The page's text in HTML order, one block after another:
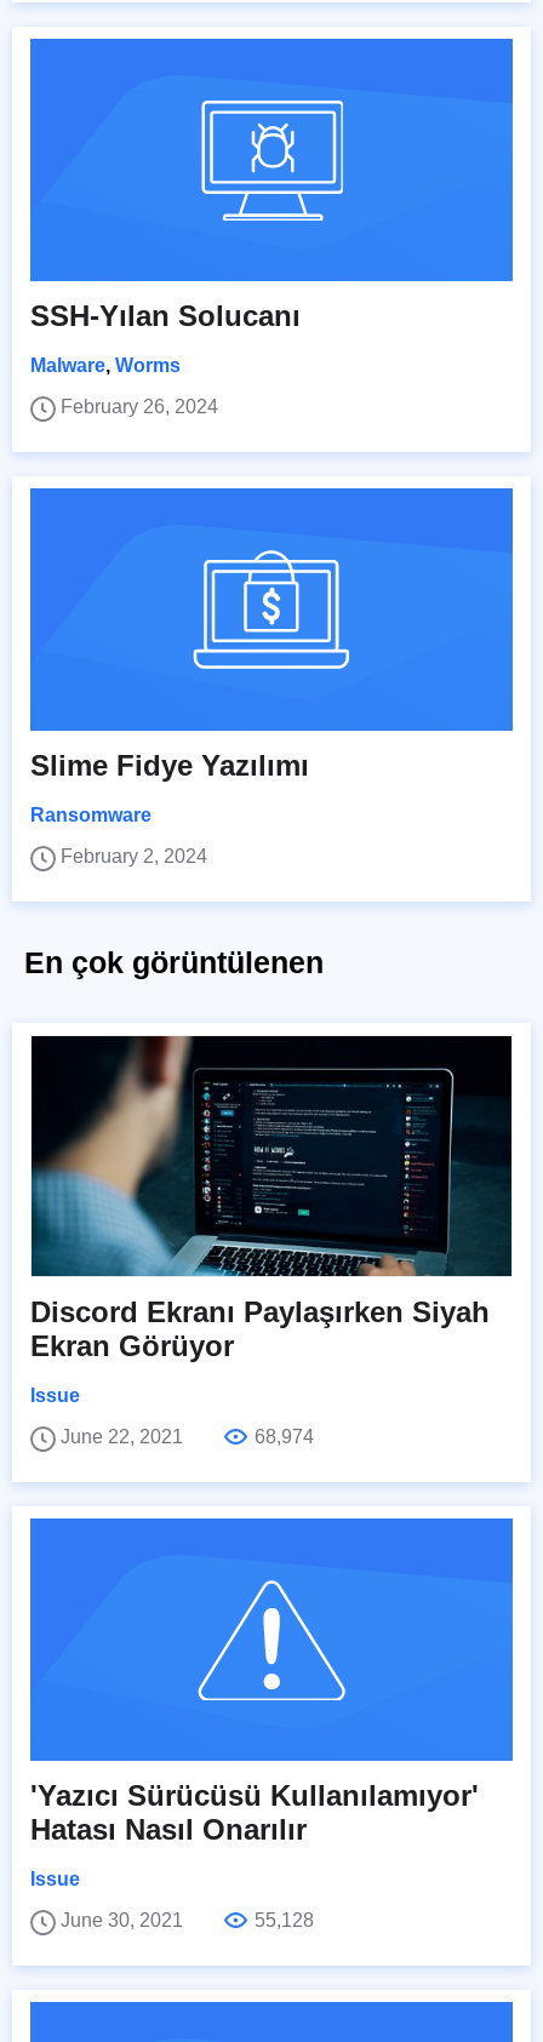
SSH-Yılan Solucanı
Malware, Worms
February 26, 2024
Slime Fidye Yazılımı
Ransomware
February 2, 2024
En çok görüntülenen
Discord Ekranı Paylaşırken Siyah
Ekran Görüyor
Issue
June 22, 2021
68,974
'Yazıcı Sürücüsü Kullanılamıyor'
Hatası Nasıl Onarılır
Issue
June 30, 2021
55,128